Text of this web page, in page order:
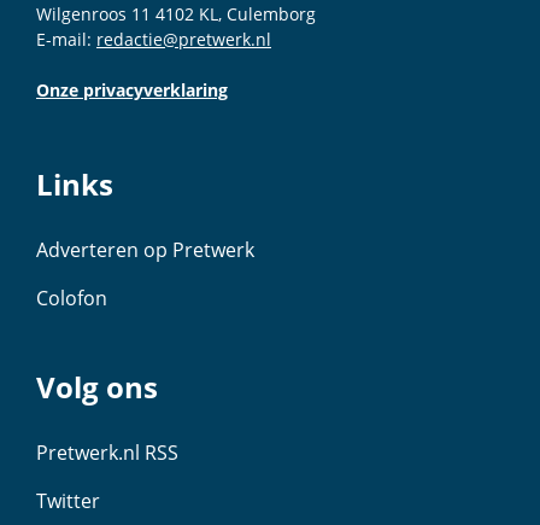
Wilgenroos 11 4102 KL, Culemborg
E-mail: redactie@pretwerk.nl
Onze privacyverklaring
Links
Adverteren op Pretwerk
Colofon
Volg ons
Pretwerk.nl RSS
Twitter